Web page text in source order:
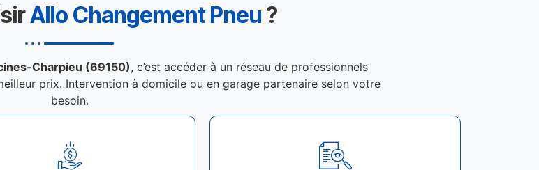
Allo Changement Pneu ?
Charpieu (69150), c’est accéder à un réseau de professionnels
prix. Intervention à domicile ou en garage partenaire selon votre
besoin.